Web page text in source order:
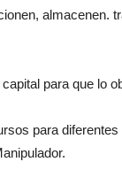
almacenen.
para que lo
para